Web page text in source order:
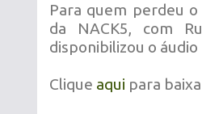
Para quem perdeu
da NACK5, com
disponibilizou o
Clique aqui para